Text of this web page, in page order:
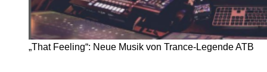
„That Feeling“: Neue Musik von Trance-Legende ATB